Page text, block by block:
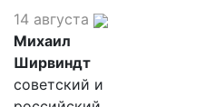
14 августа
Михаил
Ширвиндт
советский и